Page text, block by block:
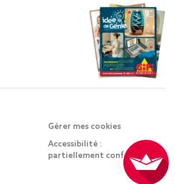
Gérer mes cookies
Accessibilité :
partiellement conforme